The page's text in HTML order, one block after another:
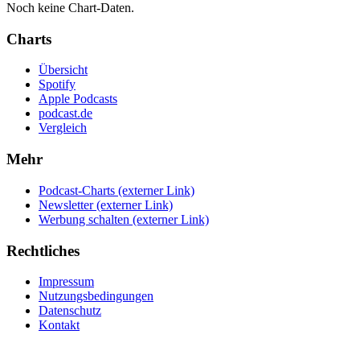
Noch keine Chart-Daten.
Charts
Übersicht
Spotify
Apple Podcasts
podcast.de
Vergleich
Mehr
Podcast-Charts (externer Link)
Newsletter (externer Link)
Werbung schalten (externer Link)
Rechtliches
Impressum
Nutzungsbedingungen
Datenschutz
Kontakt